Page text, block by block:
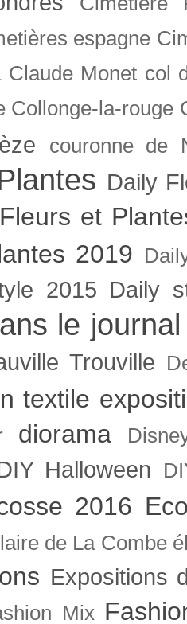
espagne
Claude Monet col
Collonge-la-rouge
couronne de
Daily
et
2019
2015 Daily
le journal
Trouville
textile
diorama
Halloween
2016
de La Combe
Expositions
Mix